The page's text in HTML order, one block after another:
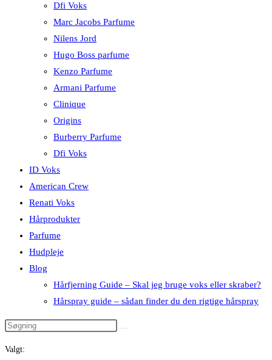
Dfi Voks
Marc Jacobs Parfume
Nilens Jord
Hugo Boss parfume
Kenzo Parfume
Armani Parfume
Clinique
Origins
Burberry Parfume
Dfi Voks
ID Voks
American Crew
Renati Voks
Hårprodukter
Parfume
Hudpleje
Blog
Hårfjerning Guide – Skal jeg bruge voks eller skraber?
Hårspray guide – sådan finder du den rigtige hårspray
Valgt: